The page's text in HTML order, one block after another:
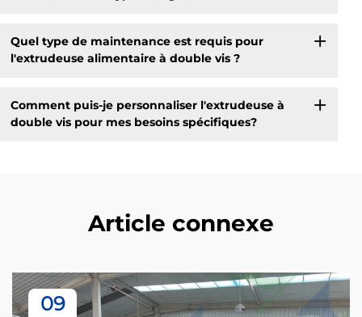
Quel type de maintenance est requis pour
l'extrudeuse alimentaire à double vis ?
Comment puis-je personnaliser l'extrudeuse à
double vis pour mes besoins spécifiques?
Article connexe
09